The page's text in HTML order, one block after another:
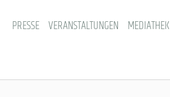
PRESSE VERANSTALTUNGEN MEDIATHEK